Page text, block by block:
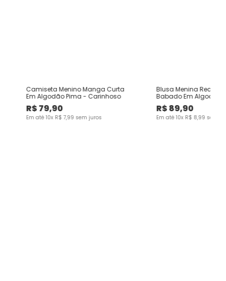
Camiseta Menino Manga Curta
Em Algodão Pima - Carinhoso
R$79,90
Em até10xR$ 7,99 sem juros
Blusa Menina Recorte
Babado Em Algodão
R$89,90
Em até10x R$ 8,99 sem